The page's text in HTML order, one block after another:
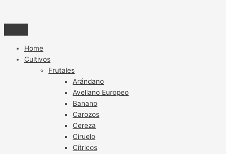
Home
Cultivos
Frutales
Arándano
Avellano Europeo
Banano
Carozos
Cereza
Ciruelo
Cítricos